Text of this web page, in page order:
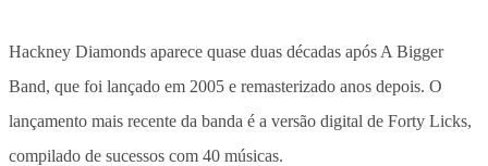
Hackney Diamonds aparece quase duas décadas após A Bigger
Band, que foi lançado em 2005 e remasterizado anos depois. O
lançamento mais recente da banda é a versão digital de Forty Licks,
compilado de sucessos com 40 músicas.